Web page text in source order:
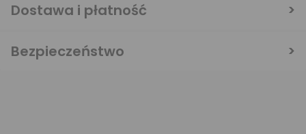
Dostawa i płatność
Bezpieczeństwo